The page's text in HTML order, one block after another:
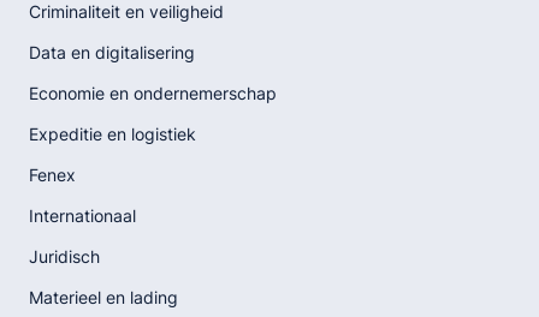
Criminaliteit en veiligheid
Data en digitalisering
Economie en ondernemerschap
Expeditie en logistiek
Fenex
Internationaal
Juridisch
Materieel en lading